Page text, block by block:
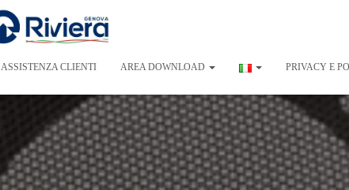
ASSISTENZA CLIENTI AREA DOWNLOAD PRIVACY E